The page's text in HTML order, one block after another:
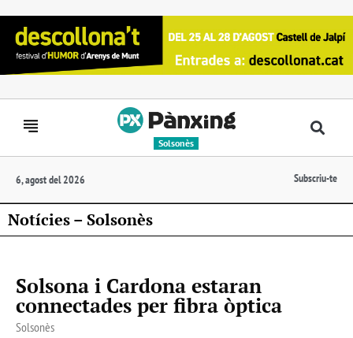
Solsonès
6, agost del 2026 Subscriu-te
Notícies – Solsonès
Solsona i Cardona estaran
connectades per fibra òptica
Solsonès